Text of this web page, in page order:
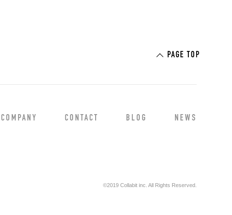
PAGE TOP
COMPANY CONTACT BLOG NEWS
©2019 Collabit inc. All Rights Reserved.